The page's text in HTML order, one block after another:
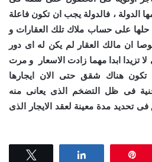
الدولة ، فالدولة يجب ان تكون فاعلة
على حساب ملاك تلك العقارات و
ان مالك العقار لم يكن له اى دور
لا تزيدا ابدا مهما زادت الاسعار و مرت
هناك شقق حتى الان ايجارها
فى ظل التضخم الذى يعانى منه
تحديد مدة معينة لعقد الايجار الذى